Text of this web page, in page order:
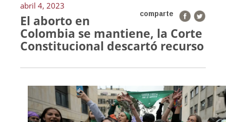
abril 4, 2023
comparte
El aborto en
Colombia se mantiene, la Corte
Constitucional descartó recurso